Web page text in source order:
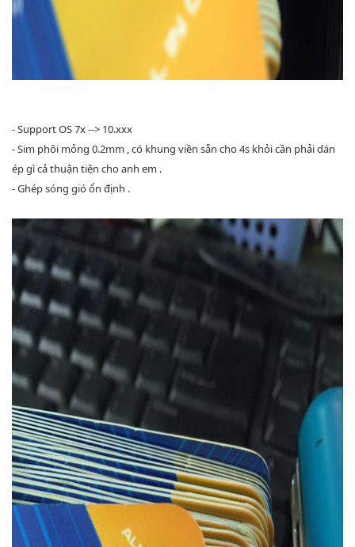
- Support OS 7x --> 10.xxx
- Sim phôi mỏng 0.2mm , có khung viền sẵn cho 4s khỏi cần phải dán
ép gì cả thuận tiện cho anh em .
- Ghép sóng gió ổn định .